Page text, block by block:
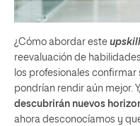
¿Cómo abordar este
reevaluación de
los profesionales
pondrían rendir aún mejor.
descubrirán nuevos
ahora desconocíamos y